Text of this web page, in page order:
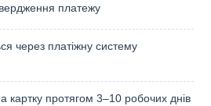
платежу
через платіжну систему
картку протягом 3–10 робочих днів